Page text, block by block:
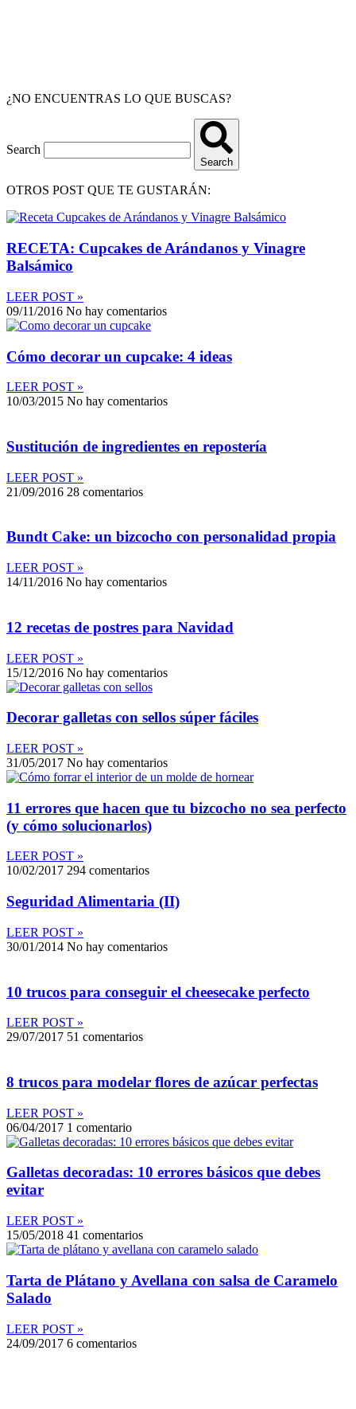
¿NO ENCUENTRAS LO QUE BUSCAS?
Search
Search
OTROS POST QUE TE GUSTARÁN:
RECETA: Cupcakes de Arándanos y Vinagre
Balsámico
LEER POST »
09/11/2016 No hay comentarios
Cómo decorar un cupcake: 4 ideas
LEER POST »
10/03/2015 No hay comentarios
Sustitución de ingredientes en repostería
LEER POST »
21/09/2016 28 comentarios
Bundt Cake: un bizcocho con personalidad propia
LEER POST »
14/11/2016 No hay comentarios
12 recetas de postres para Navidad
LEER POST »
15/12/2016 No hay comentarios
Decorar galletas con sellos súper fáciles
LEER POST »
31/05/2017 No hay comentarios
11 errores que hacen que tu bizcocho no sea perfecto
(y cómo solucionarlos)
LEER POST »
10/02/2017 294 comentarios
Seguridad Alimentaria (II)
LEER POST »
30/01/2014 No hay comentarios
10 trucos para conseguir el cheesecake perfecto
LEER POST »
29/07/2017 51 comentarios
8 trucos para modelar flores de azúcar perfectas
LEER POST »
06/04/2017 1 comentario
Galletas decoradas: 10 errores básicos que debes
evitar
LEER POST »
15/05/2018 41 comentarios
Tarta de Plátano y Avellana con salsa de Caramelo
Salado
LEER POST »
24/09/2017 6 comentarios